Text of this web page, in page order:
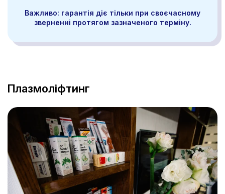
Важливо: гарантія діє тільки при своєчасному
зверненні протягом зазначеного терміну.
Плазмоліфтинг